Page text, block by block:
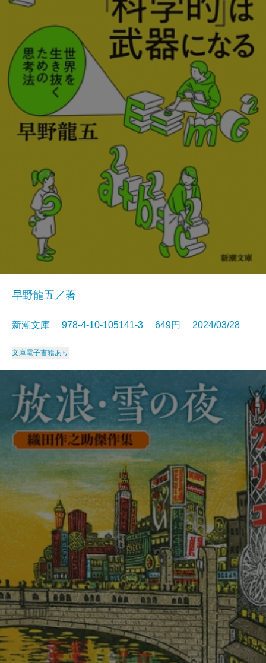
早野龍五／著
新潮文庫 978-4-10-105141-3 649円 2024/03/28
文庫電子書籍あり